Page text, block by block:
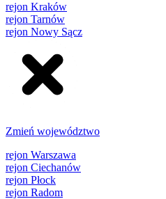
rejon Kraków
rejon Tarnów
rejon Nowy Sącz
Zmień województwo
rejon Warszawa
rejon Ciechanów
rejon Płock
rejon Radom